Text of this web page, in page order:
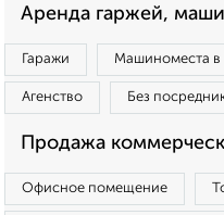
Аренда гаржей,
Гаражи Машиноместа в
Агенство Без
Продажа
Офисное помещение